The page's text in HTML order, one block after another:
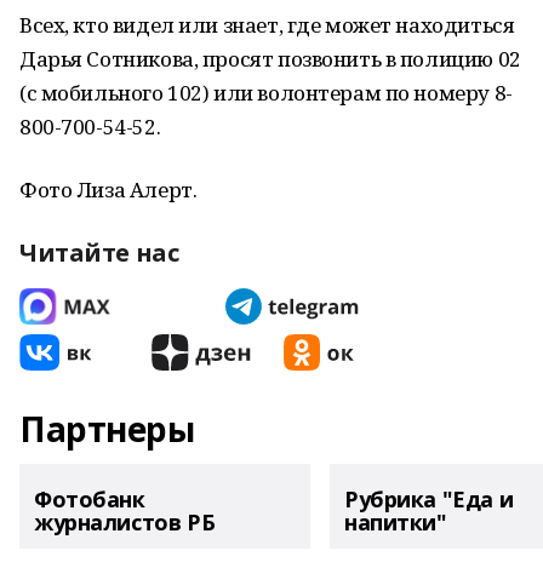
Всех, кто видел или знает, где может находиться
Дарья Сотникова, просят позвонить в полицию 02
(с мобильного 102) или волонтерам по номеру 8-
800-700-54-52.
Фото Лиза Алерт.
Читайте нас
Партнеры
Фотобанк
журналистов РБ
Рубрика "Еда и
напитки"